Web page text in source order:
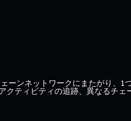
ンネットワークにまたがり、
ティビティの追跡、異なるチェ